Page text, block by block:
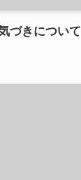
づきについて